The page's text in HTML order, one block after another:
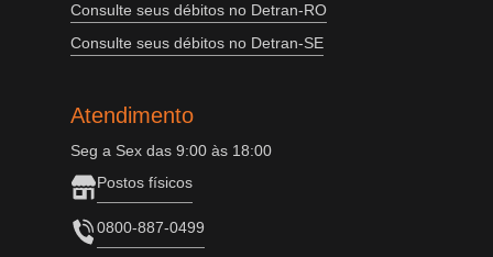
Consulte seus débitos no Detran-RO
Consulte seus débitos no Detran-SE
Atendimento
Seg a Sex das 9:00 às 18:00
Postos físicos
0800-887-0499